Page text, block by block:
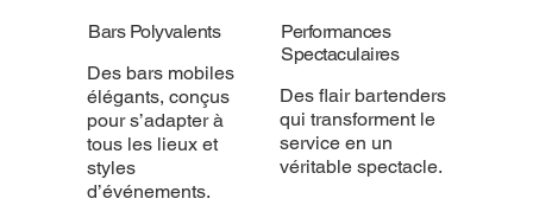
Bars Polyvalents
Des bars mobiles
élégants, conçus
pour s’adapter à
tous les lieux et
styles
d’événements.
Performances
Spectaculaires
Des flair bartenders
qui transforment le
service en un
véritable spectacle.